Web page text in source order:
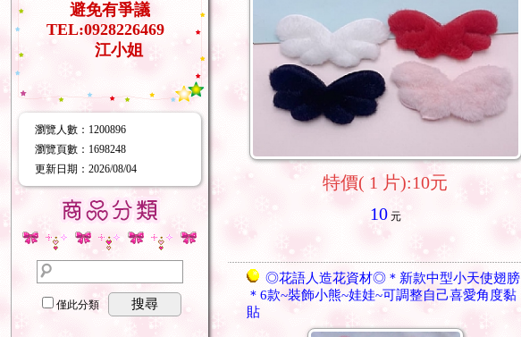
避免有爭議
TEL:0928226469
江小姐
瀏覽人數 ： 1200896
瀏覽頁數 ： 1698248
更新日期 ：2026/08/04
僅此分類 搜尋
特價( 1 片):10元
10元
◎花語人造花資材◎＊新款中型小天使翅膀
＊6款~裝飾小熊~娃娃~可調整自己喜愛角度黏
貼